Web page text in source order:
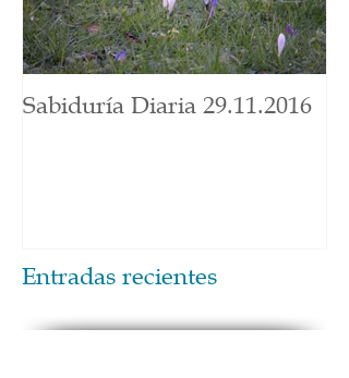
Sabiduría Diaria 29.11.2016
Entradas recientes